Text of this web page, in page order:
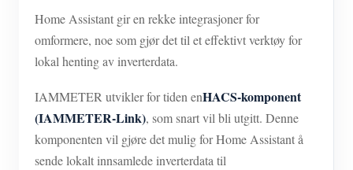
Home Assistant gir en rekke integrasjoner for
omformere, noe som gjør det til et effektivt verktøy for
lokal henting av inverterdata.
IAMMETER utvikler for tiden enHACS-komponent
(IAMMETER-Link), som snart vil bli utgitt. Denne
komponenten vil gjøre det mulig for Home Assistant å
sende lokalt innsamlede inverterdata til